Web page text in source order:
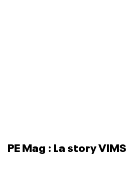
PE Mag : La story